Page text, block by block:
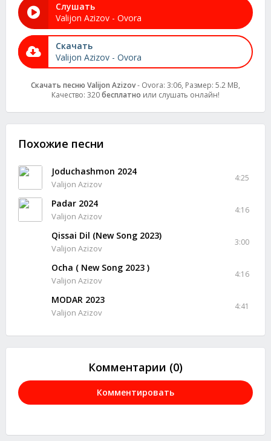
Слушать
Valijon Azizov - Ovora
Скачать
Valijon Azizov - Ovora
Скачать песню Valijon Azizov- Ovora: 3:06, Размер: 5.2 MB,
Качество: 320бесплатно или слушать онлайн!
Похожие песни
Joduchashmon 2024
Valijon Azizov
4:25
Padar 2024
Valijon Azizov
4:16
Qissai Dil (New Song 2023)
Valijon Azizov
3:00
Ocha ( New Song 2023 )
Valijon Azizov
4:16
MODAR 2023
Valijon Azizov
4:41
Комментарии (0)
Комментировать